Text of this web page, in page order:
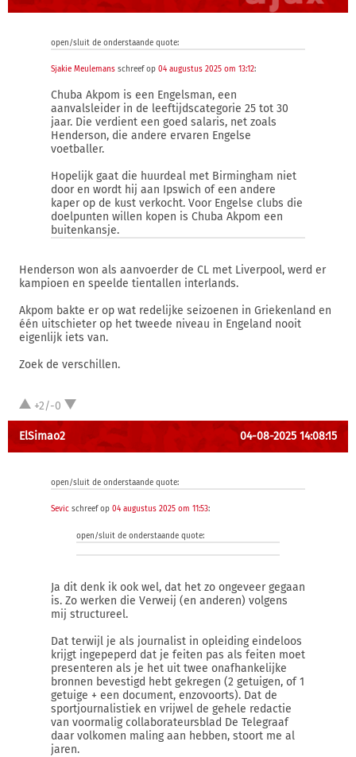
open/sluit de onderstaande quote:
Sjakie Meulemans schreef op 04 augustus 2025 om 13:12:
Chuba Akpom is een Engelsman, een
aanvalsleider in de leeftijdscategorie 25 tot 30
jaar. Die verdient een goed salaris, net zoals
Henderson, die andere ervaren Engelse
voetballer.
Hopelijk gaat die huurdeal met Birmingham niet
door en wordt hij aan Ipswich of een andere
kaper op de kust verkocht. Voor Engelse clubs die
doelpunten willen kopen is Chuba Akpom een
buitenkansje.
Henderson won als aanvoerder de CL met Liverpool, werd er
kampioen en speelde tientallen interlands.
Akpom bakte er op wat redelijke seizoenen in Griekenland en
één uitschieter op het tweede niveau in Engeland nooit
eigenlijk iets van.
Zoek de verschillen.
+2/-0
ElSimao2 04-08-2025 14:08:15
open/sluit de onderstaande quote:
Sevic schreef op 04 augustus 2025 om 11:53:
open/sluit de onderstaande quote:
Ja dit denk ik ook wel, dat het zo ongeveer gegaan
is. Zo werken die Verweij (en anderen) volgens
mij structureel.
Dat terwijl je als journalist in opleiding eindeloos
krijgt ingepeperd dat je feiten pas als feiten moet
presenteren als je het uit twee onafhankelijke
bronnen bevestigd hebt gekregen (2 getuigen, of 1
getuige + een document, enzovoorts). Dat de
sportjournalistiek en vrijwel de gehele redactie
van voormalig collaborateursblad De Telegraaf
daar volkomen maling aan hebben, stoort me al
jaren.